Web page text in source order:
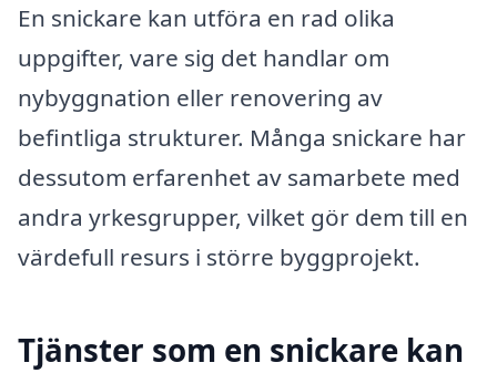
En snickare kan utföra en rad olika
uppgifter, vare sig det handlar om
nybyggnation eller renovering av
befintliga strukturer. Många snickare har
dessutom erfarenhet av samarbete med
andra yrkesgrupper, vilket gör dem till en
värdefull resurs i större byggprojekt.
Tjänster som en snickare kan